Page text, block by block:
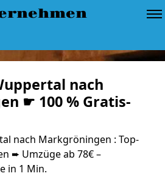
nach
☛ 100 % Gratis-
nach Markgröningen : Top-
➨ Umzüge ab 78€ –
in 1 Min.